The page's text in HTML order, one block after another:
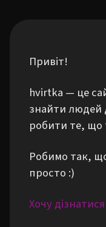
Привіт!
hvirtka — це
знайти людей
робити те, що
Робимо так,
просто :)
Хочу